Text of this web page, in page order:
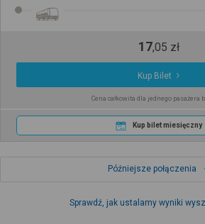
17,05 zł
Kup Bilet
Cena całkowita dla jednego pasażera
Kup bilet miesięczny
Późniejsze połączenia
Sprawdź, jak ustalamy wyniki